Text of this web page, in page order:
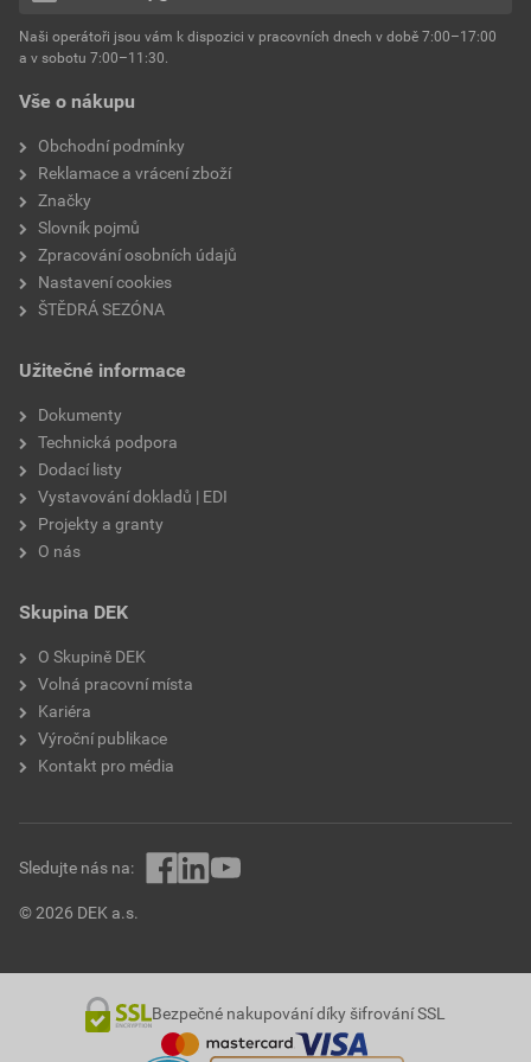
Environmentální prohlášení výrobku
Stáhnout
Velikost
hmotnost 25 kg
typ výrobku
faktor difuzního odporu
Vše o nákupu
Obchodní podmínky
Reklamace a vrácení zboží
Značky
Slovník pojmů
Zpracování osobních údajů
Nastavení cookies
ŠTĚDRÁ SEZÓNA
Užitečné informace
Dokumenty
Technická podpora
Dodací listy
Vystavování dokladů | EDI
Projekty a granty
O nás
Skupina DEK
O Skupině DEK
Volná pracovní místa
Kariéra
Výroční publikace
Kontakt pro média
Naši operátoři jsou vám k dispozici v pracovních dnech v době 7:00–17:00
a v sobotu 7:00–11:30.
© 2026 DEK a.s.
Sledujte nás na:
Bezpečné nakupování díky šifrování SSL